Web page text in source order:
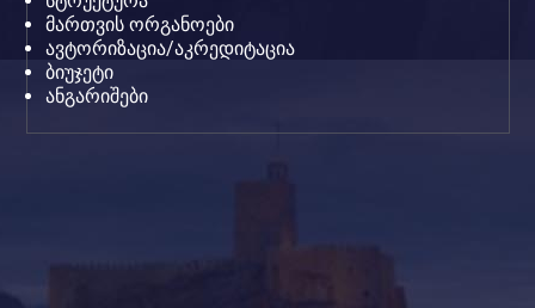
მართვის ორგანოები
ავტორიზაცია/აკრედიტაცია
ბიუჯეტი
ანგარიშები